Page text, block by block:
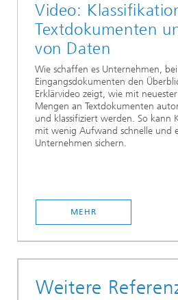
Video:
Textdokumenten
von Daten
Wie schaffen es Unternehmen,
Eingangsdokumenten den
Erklärvideo zeigt, wie mit
Mengen an Textdokumenten
und klassifiziert werden. So kann
mit wenig Aufwand schnelle und
Unternehmen sichern.
MEHR
Weitere